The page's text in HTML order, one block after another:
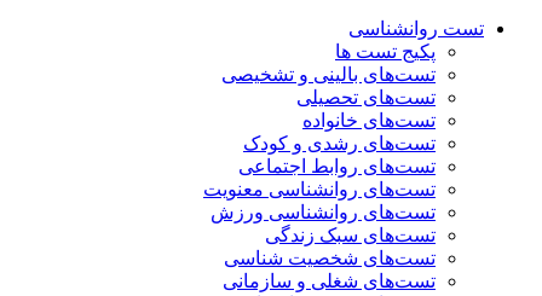
تست روانشناسی
پکیج تست ها
تست‌های بالینی و تشخیصی
تست‌های تحصیلی
تست‌های خانواده
تست‌های رشدی و کودک
تست‌های روابط اجتماعی
تست‌های روانشناسی معنویت
تست‌های روانشناسی ورزش
تست‌های سبک زندگی
تست‌های شخصیت شناسی
تست‌های شغلی و سازمانی